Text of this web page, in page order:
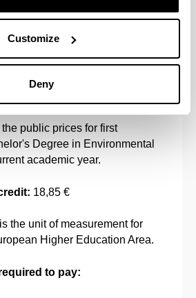
Customize
Deny
methods and
public prices for first
Degree in Environmental
academic year.
18,85 €
the unit of measurement for
Higher Education Area.
to pay: